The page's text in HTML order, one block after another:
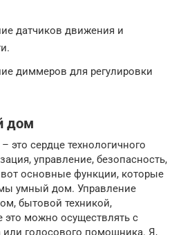
датчиков движения и
диммеров для регулировки
дом
сердце технологичного
управление, безопасность,
основные функции, которые
умный дом. Управление
бытовой техникой,
это можно осуществлять с
голосового помощника. Я,